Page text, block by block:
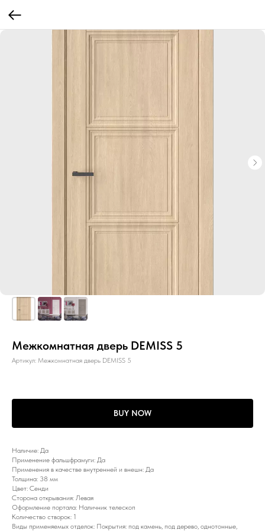
Межкомнатная дверь DEMISS 5
Артикул: Межкомнатная дверь DEMISS 5
BUY NOW
Наличие: Да
Применение фальшфрамуги: Да
Применения в качестве внутренней и внешн: Да
Толщина: 38 мм
Цвет: Сенди
Сторона открывания: Левая
Оформление портала: Наличник телескоп
Количество створок: 1
Виды применяемых отделок: Покрытия: под камень, под дерево, однотонные,